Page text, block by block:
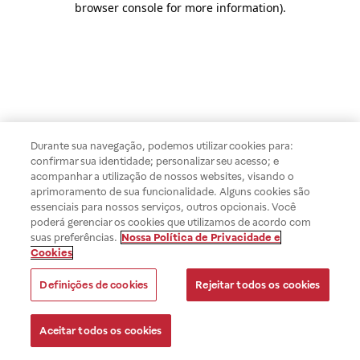
browser console for more information).
Durante sua navegação, podemos utilizar cookies para:
confirmar sua identidade; personalizar seu acesso; e
acompanhar a utilização de nossos websites, visando o
aprimoramento de sua funcionalidade. Alguns cookies são
essenciais para nossos serviços, outros opcionais. Você
poderá gerenciar os cookies que utilizamos de acordo com
suas preferências. Nossa Política de Privacidade e
Cookies
Definições de cookies Rejeitar todos os cookies
Aceitar todos os cookies